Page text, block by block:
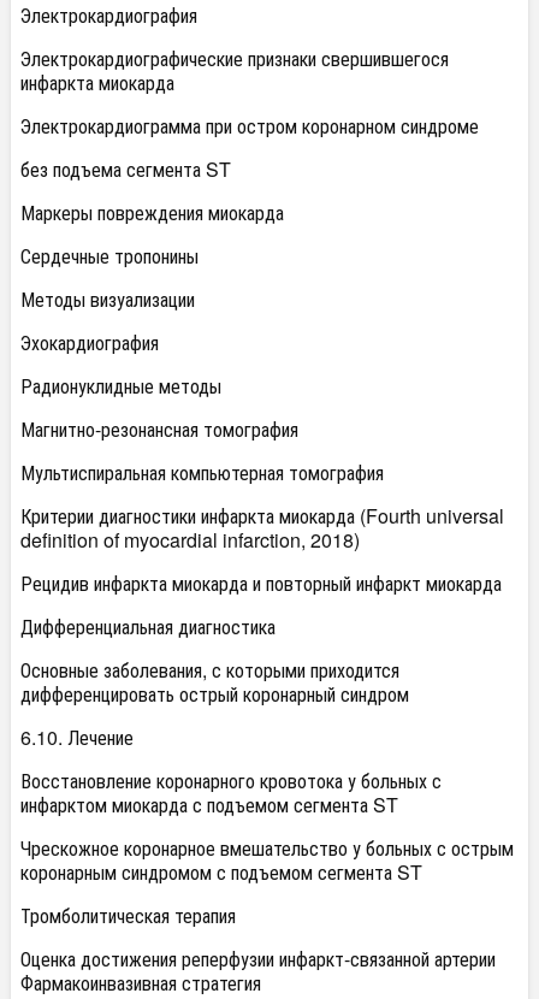
Электрокардиография
Электрокардиографические признаки свершившегося
инфаркта миокарда
Электрокардиограмма при остром коронарном синдроме
без подъема сегмента ST
Маркеры повреждения миокарда
Сердечные тропонины
Методы визуализации
Эхокардиография
Радионуклидные методы
Магнитно-резонансная томография
Мультиспиральная компьютерная томография
Критерии диагностики инфаркта миокарда (Fourth universal
definition of myocardial infarction, 2018)
Рецидив инфаркта миокарда и повторный инфаркт миокарда
Дифференциальная диагностика
Основные заболевания, с которыми приходится
дифференцировать острый коронарный синдром
6.10. Лечение
Восстановление коронарного кровотока у больных с
инфарктом миокарда с подъемом сегмента ST
Чрескожное коронарное вмешательство у больных с острым
коронарным синдромом с подъемом сегмента ST
Тромболитическая терапия
Оценка достижения реперфузии инфаркт-связанной артерии
Фармакоинвазивная стратегия